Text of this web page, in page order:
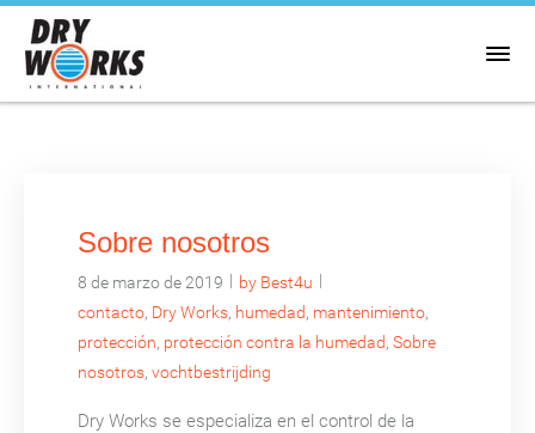
Sobre nosotros
8 de marzo de 2019 | by Best4u |
contacto, Dry Works, humedad, mantenimiento,
protección, protección contra la humedad, Sobre
nosotros, vochtbestrijding
Dry Works se especializa en el control de la